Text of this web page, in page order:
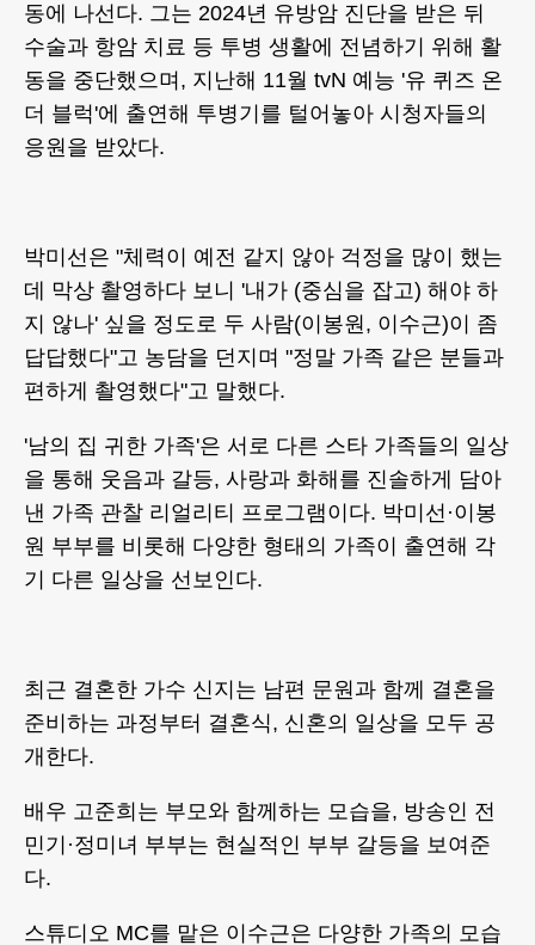
동에 나선다. 그는 2024년 유방암 진단을 받은 뒤
수술과 항암 치료 등 투병 생활에 전념하기 위해 활
동을 중단했으며, 지난해 11월 tvN 예능 '유 퀴즈 온
더 블럭'에 출연해 투병기를 털어놓아 시청자들의
응원을 받았다.
박미선은 "체력이 예전 같지 않아 걱정을 많이 했는
데 막상 촬영하다 보니 '내가 (중심을 잡고) 해야 하
지 않나' 싶을 정도로 두 사람(이봉원, 이수근)이 좀
답답했다"고 농담을 던지며 "정말 가족 같은 분들과
편하게 촬영했다"고 말했다.
'남의 집 귀한 가족'은 서로 다른 스타 가족들의 일상
을 통해 웃음과 갈등, 사랑과 화해를 진솔하게 담아
낸 가족 관찰 리얼리티 프로그램이다. 박미선·이봉
원 부부를 비롯해 다양한 형태의 가족이 출연해 각
기 다른 일상을 선보인다.
최근 결혼한 가수 신지는 남편 문원과 함께 결혼을
준비하는 과정부터 결혼식, 신혼의 일상을 모두 공
개한다.
배우 고준희는 부모와 함께하는 모습을, 방송인 전
민기·정미녀 부부는 현실적인 부부 갈등을 보여준
다.
스튜디오 MC를 맡은 이수근은 다양한 가족의 모습